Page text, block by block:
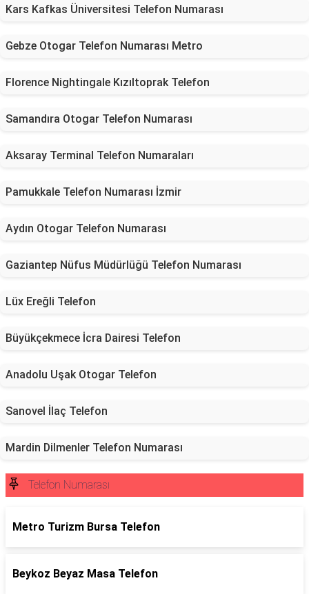
Kars Kafkas Üniversitesi Telefon Numarası
Gebze Otogar Telefon Numarası Metro
Florence Nightingale Kızıltoprak Telefon
Samandıra Otogar Telefon Numarası
Aksaray Terminal Telefon Numaraları
Pamukkale Telefon Numarası İzmir
Aydın Otogar Telefon Numarası
Gaziantep Nüfus Müdürlüğü Telefon Numarası
Lüx Ereğli Telefon
Büyükçekmece İcra Dairesi Telefon
Anadolu Uşak Otogar Telefon
Sanovel İlaç Telefon
Mardin Dilmenler Telefon Numarası
Telefon Numarası
Metro Turizm Bursa Telefon
Beykoz Beyaz Masa Telefon